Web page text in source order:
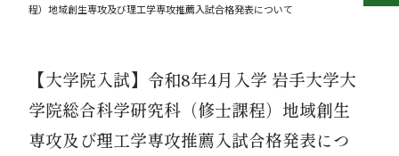
程）地域創生専攻及び理工学専攻推薦入試合格発表について
【大学院入試】令和8年4月入学 岩手大学大
学院総合科学研究科（修士課程）地域創生
専攻及び理工学専攻推薦入試合格発表につ